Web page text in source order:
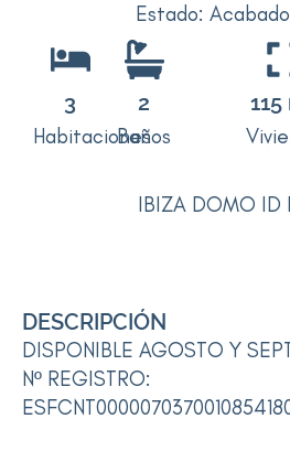
Estado:
3
Habitaciones
2
Baños
IBIZA DOMO ID
DESCRIPCIÓN
DISPONIBLE AGOSTO Y
Nº REGISTRO: